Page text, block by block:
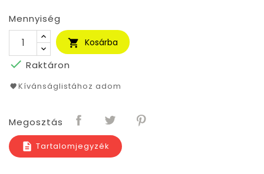
Mennyiség
 Kosárba
 Raktáron
Kívánságlistához adom
Megosztás
description Tartalomjegyzék